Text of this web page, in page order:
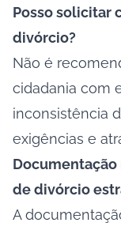
Posso solicitar
divórcio?
Não é
cidadania com
inconsistência
exigências e
de divórcio
A